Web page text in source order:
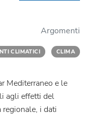
Argomenti
CLIMATICI CLIMA
Mediterraneo e le
agli effetti del
i dati